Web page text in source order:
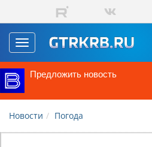
Перейти к основному содержанию
Toggle
navigation
Предложить новость
Новости Погода